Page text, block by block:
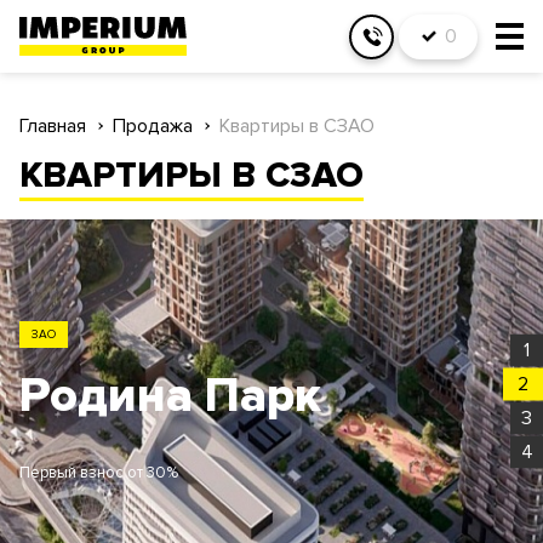
0
Главная Продажа Квартиры в СЗАО
КВАРТИРЫ В СЗАО
1
2
3
4
ЗАО
Родина Парк
Первый взнос от 30%